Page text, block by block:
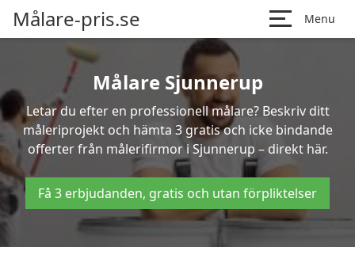
Målare-pris.se Menu
Målare Sjunnerup
Letar du efter en professionell målare? Beskriv ditt
måleriprojekt och hämta 3 gratis och icke bindande
offerter från målerifirmor i Sjunnerup – direkt här.
Få 3 erbjudanden, gratis och utan förpliktelser